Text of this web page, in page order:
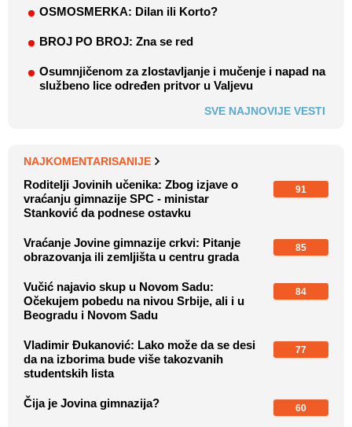
OSMOSMERKA: Dilan ili Korto?
BROJ PO BROJ: Zna se red
Osumnjičenom za zlostavljanje i mučenje i napad na
službeno lice određen pritvor u Valjevu
SVE NAJNOVIJE VESTI
NAJKOMENTARISANIJE
Roditelji Jovinih učenika: Zbog izjave o
vraćanju gimnazije SPC - ministar
Stanković da podnese ostavku
91
Vraćanje Jovine gimnazije crkvi: Pitanje
obrazovanja ili zemljišta u centru grada
85
Vučić najavio skup u Novom Sadu:
Očekujem pobedu na nivou Srbije, ali i u
Beogradu i Novom Sadu
84
Vladimir Đukanović: Lako može da se desi
da na izborima bude više takozvanih
studentskih lista
77
Čija je Jovina gimnazija? 60